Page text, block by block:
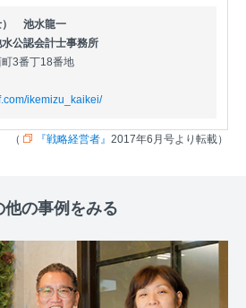
） 池水龍一
公認会計士事務所
3番丁18番地
ikemizu_kaikei/
（ 『戦略経営者』 2017年6月号より転載）
他の事例をみる